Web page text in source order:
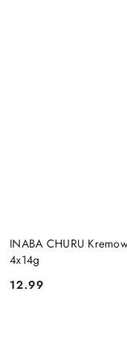
INABA CHURU
4x14g
Cena:
12.99